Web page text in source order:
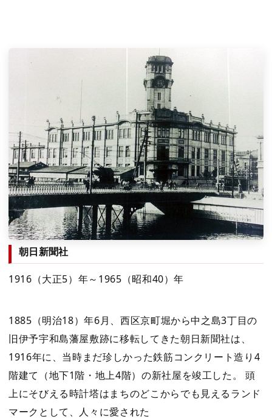
朝日新聞社
1916（大正5）年～1965（昭和40）年
1885（明治18）年6月、西区京町堀から中之島3丁目の
旧伊予宇和島藩屋敷跡に移転してきた朝日新聞社は、
1916年に、当時まだ珍しかった鉄筋コンクリート造り4
階建て（地下1階・地上4階）の新社屋を竣工した。 頭
上にそびえる時計塔はまちのどこからでも見えるランド
マークとして、人々に愛された